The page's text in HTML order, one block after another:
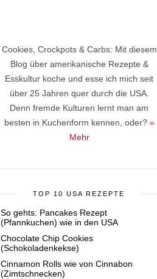
Cookies, Crockpots & Carbs: Mit diesem
Blog über amerikanische Rezepte &
Esskultur koche und esse ich mich seit
über 25 Jahren quer durch die USA.
Denn fremde Kulturen lernt man am
besten in Kuchenform kennen, oder? »
Mehr
TOP 10 USA REZEPTE
So gehts: Pancakes Rezept
(Pfannkuchen) wie in den USA
Chocolate Chip Cookies
(Schokoladenkekse)
Cinnamon Rolls wie von Cinnabon
(Zimtschnecken)